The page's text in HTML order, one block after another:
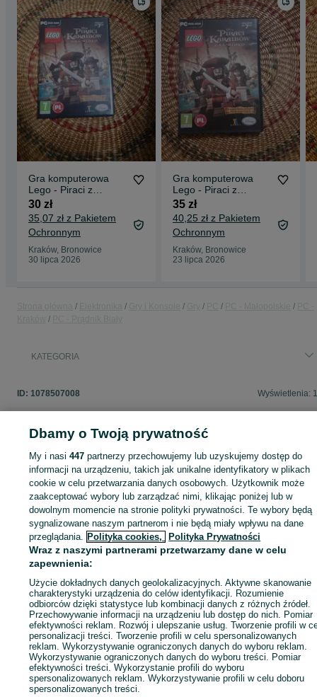
Gra komputerowa
Lego - Piraci z
Karaibów
30 zł
35,07 zł z Pakietem
Ochronnym
Kraków, Bronowice
30 lipca 2026
Gra komputerowa
Lego - Piraci z
Karaibów
35 zł
40,25 zł z Pakietem
Ochronnym
Kraków, Bronowice
23 lipca 2026
KATEGORIA
ID: 1078507008 Wyświetlenia:
Zaloguj się lub załóż konto na OLX, aby skontaktować się z
sprzedającym
Zaloguj się / Załóż konto
Wyślij wiadomość Kup
Dbamy o Twoją prywatność
My i nasi447 partnerzy przechowujemy lub uzyskujemy dostęp do
informacji na urządzeniu, takich jak unikalne identyfikatory w plikach
cookie w celu przetwarzania danych osobowych. Użytkownik może
zaakceptować wybory lub zarządzać nimi, klikając poniżej lub w
dowolnym momencie na stronie polityki prywatności. Te wybory będą
sygnalizowane naszym partnerom i nie będą miały wpływu na dane
przeglądania. Polityka cookies, Polityka Prywatności
Wraz z naszymi partnerami przetwarzamy dane w celu
zapewnienia:
Użycie dokładnych danych geolokalizacyjnych. Aktywne skanowanie
charakterystyki urządzenia do celów identyfikacji. Rozumienie
odbiorców dzięki statystyce lub kombinacji danych z różnych źródeł.
Przechowywanie informacji na urządzeniu lub dostęp do nich. Pomiar
efektywności reklam. Rozwój i ulepszanie usług. Tworzenie profili w
personalizacji treści. Tworzenie profili w celu spersonalizowanych
reklam. Wykorzystywanie ograniczonych danych do wyboru reklam.
Wykorzystywanie ograniczonych danych do wyboru treści. Pomiar
efektywności treści. Wykorzystanie profili do wyboru
spersonalizowanych reklam. Wykorzystywanie profili w celu doboru
spersonalizowanych treści.